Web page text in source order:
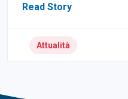
Read Story
Attualità